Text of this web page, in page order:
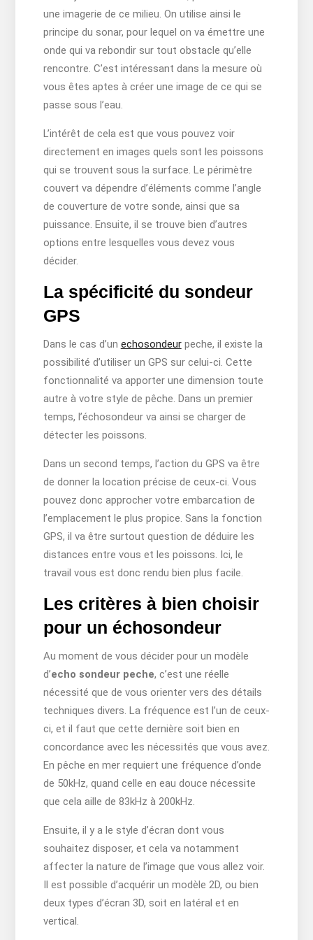
une imagerie de ce milieu. On utilise ainsi le
principe du sonar, pour lequel on va émettre une
onde qui va rebondir sur tout obstacle qu’elle
rencontre. C’est intéressant dans la mesure où
vous êtes aptes à créer une image de ce qui se
passe sous l’eau.
L’intérêt de cela est que vous pouvez voir
directement en images quels sont les poissons
qui se trouvent sous la surface. Le périmètre
couvert va dépendre d’éléments comme l’angle
de couverture de votre sonde, ainsi que sa
puissance. Ensuite, il se trouve bien d’autres
options entre lesquelles vous devez vous
décider.
La spécificité du sondeur
GPS
Dans le cas d’un echosondeurpeche, il existe la
possibilité d’utiliser un GPS sur celui-ci. Cette
fonctionnalité va apporter une dimension toute
autre à votre style de pêche. Dans un premier
temps, l’échosondeur va ainsi se charger de
détecter les poissons.
Dans un second temps, l’action du GPS va être
de donner la location précise de ceux-ci. Vous
pouvez donc approcher votre embarcation de
l’emplacement le plus propice. Sans la fonction
GPS, il va être surtout question de déduire les
distances entre vous et les poissons. Ici, le
travail vous est donc rendu bien plus facile.
Les critères à bien choisir
pour un échosondeur
Au moment de vous décider pour un modèle
d’echo sondeur peche, c’est une réelle
nécessité que de vous orienter vers des détails
techniques divers. La fréquence est l’un de ceux-
ci, et il faut que cette dernière soit bien en
concordance avec les nécessités que vous avez.
En pêche en mer requiert une fréquence d’onde
de 50kHz, quand celle en eau douce nécessite
que cela aille de 83kHz à 200kHz.
Ensuite, il y a le style d’écran dont vous
souhaitez disposer, et cela va notamment
affecter la nature de l’image que vous allez voir.
Il est possible d’acquérir un modèle 2D, ou bien
deux types d’écran 3D, soit en latéral et en
vertical.